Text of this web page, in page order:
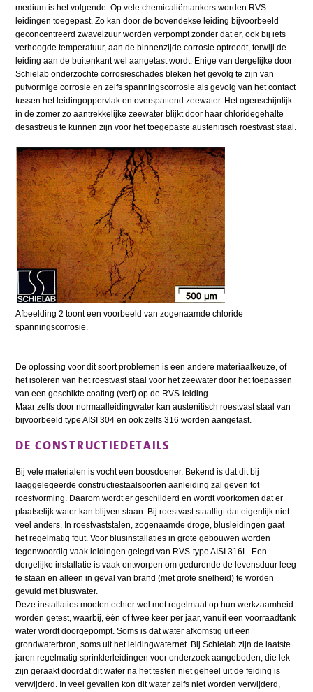
medium is het volgende. Op vele chemicaliëntankers worden RVS-
leidingen toegepast. Zo kan door de bovendekse leiding bijvoorbeeld
geconcentreerd zwavelzuur worden verpompt zonder dat er, ook bij iets
verhoogde temperatuur, aan de binnenzijde corrosie optreedt, terwijl de
leiding aan de buitenkant wel aangetast wordt. Enige van dergelijke door
Schielab onderzochte corrosieschades bleken het gevolg te zijn van
putvormige corrosie en zelfs spanningscorrosie als gevolg van het contact
tussen het leidingoppervlak en overspattend zeewater. Het ogenschijnlijk
in de zomer zo aantrekkelijke zeewater blijkt door haar chloridegehalte
desastreus te kunnen zijn voor het toegepaste austenitisch roestvast staal.
Afbeelding 2 toont een voorbeeld van zogenaamde chloride
spanningscorrosie.
De oplossing voor dit soort problemen is een andere materiaalkeuze, of
het isoleren van het roestvast staal voor het zeewater door het toepassen
van een geschikte coating (verf) op de RVS-leiding.
Maar zelfs door normaalleidingwater kan austenitisch roestvast staal van
bijvoorbeeld type AISI 304 en ook zelfs 316 worden aangetast.
DE CONSTRUCTIEDETAILS
Bij vele materialen is vocht een boosdoener. Bekend is dat dit bij
laaggelegeerde constructiestaalsoorten aanleiding zal geven tot
roestvorming. Daarom wordt er geschilderd en wordt voorkomen dat er
plaatselijk water kan blijven staan. Bij roestvast staalligt dat eigenlijk niet
veel anders. In roestvaststalen, zogenaamde droge, blusleidingen gaat
het regelmatig fout. Voor blusinstallaties in grote gebouwen worden
tegenwoordig vaak leidingen gelegd van RVS-type AISI 316L. Een
dergelijke installatie is vaak ontworpen om gedurende de levensduur leeg
te staan en alleen in geval van brand (met grote snelheid) te worden
gevuld met bluswater.
Deze installaties moeten echter wel met regelmaat op hun werkzaamheid
worden getest, waarbij, één of twee keer per jaar, vanuit een voorraadtank
water wordt doorgepompt. Soms is dat water afkomstig uit een
grondwaterbron, soms uit het leidingwaternet. Bij Schielab zijn de laatste
jaren regelmatig sprinklerleidingen voor onderzoek aangeboden, die lek
zijn geraakt doordat dit water na het testen niet geheel uit de feiding is
verwijderd. In veel gevallen kon dit water zelfs niet worden verwijderd,